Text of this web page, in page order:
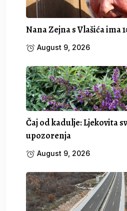
Nana Zejna s Vlašića ima
August 9, 2026
Čaj od kadulje: Ljekovita
upozorenja
August 9, 2026